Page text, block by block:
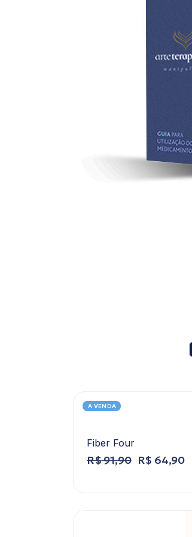
A VENDA
Fiber Four
R$91,90 R$ 64,90